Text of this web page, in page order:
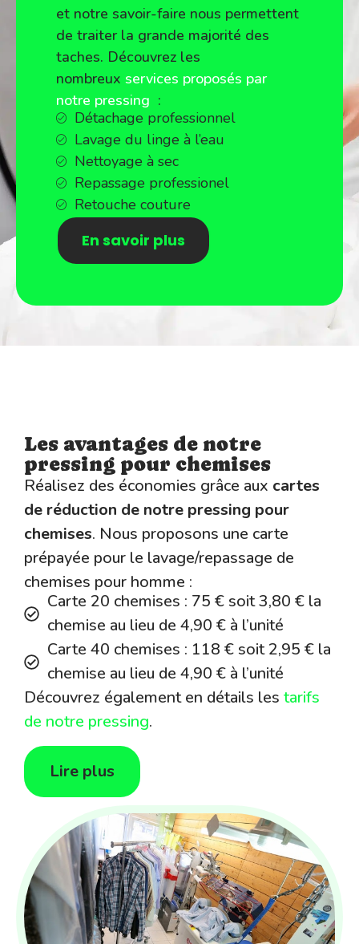
et notre savoir-faire nous permettent
de traiter la grande majorité des
taches. Découvrez les
nombreux services proposés par
notre pressing :
Détachage professionnel
Lavage du linge à l’eau
Nettoyage à sec
Repassage professionel
Retouche couture
En savoir plus
Les avantages de notre
pressing pour chemises
Réalisez des économies grâce aux cartes
de réduction de notre pressing pour
chemises. Nous proposons une carte
prépayée pour le lavage/repassage de
chemises pour homme :
Carte 20 chemises : 75 € soit 3,80 € la
chemise au lieu de 4,90 € à l’unité
Carte 40 chemises : 118 € soit 2,95 € la
chemise au lieu de 4,90 € à l’unité
Découvrez également en détails les tarifs
de notre pressing.
Lire plus